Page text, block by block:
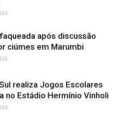
após discussão
ciúmes em Marumbi
realiza Jogos Escolares
no Estádio Hermínio Vinholi